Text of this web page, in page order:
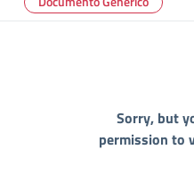
Sorry, but
permission to